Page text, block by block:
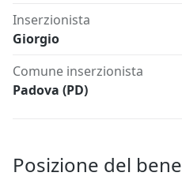
Inserzionista
Giorgio
Comune inserzionista
Padova (PD)
Posizione del bene